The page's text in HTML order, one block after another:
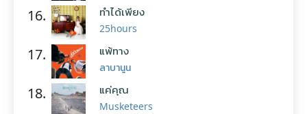
16. ทำได้เพียง
25hours
17. แพ้ทาง
ลาบานูน
18. แค่คุณ
Musketeers